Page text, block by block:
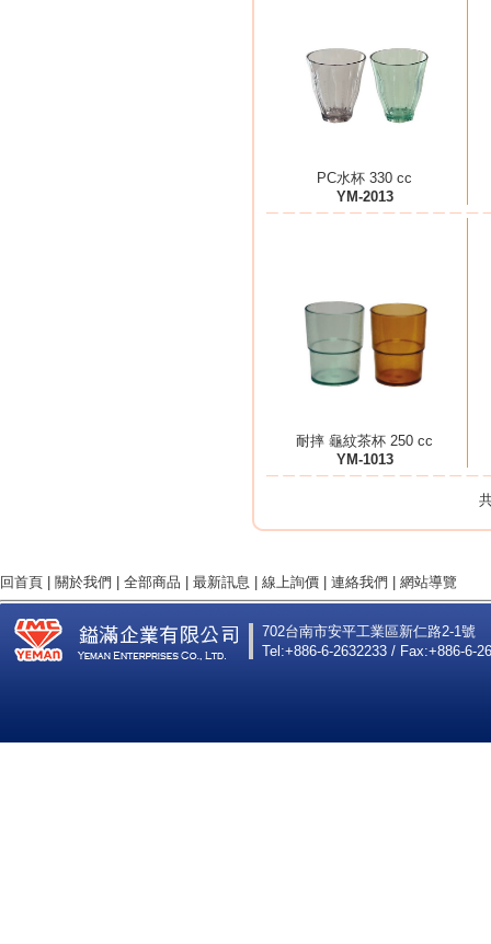
PC水杯 330 cc
YM-2013
耐摔 龜紋茶杯 250 cc
YM-1013
回首頁 關於我們 全部商品 最新訊息 線上詢價 連絡我們 網站導覽
702台南市安平工業區新仁路2-1號
Tel:+886-6-2632233 / Fax:+886-6-